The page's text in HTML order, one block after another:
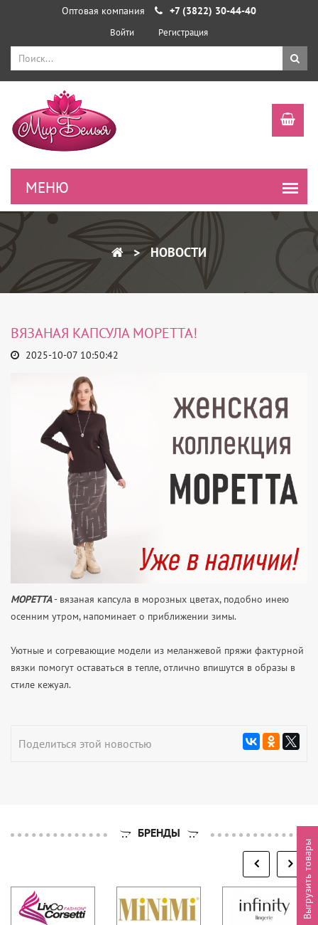
Оптовая компания +7 (3822) 30-44-40
Войти Регистрация
НОВОСТИ
ВЯЗАНАЯ КАПСУЛА МОРЕТТА!
2025-10-07 10:50:42
МОРЕТТА- вязаная капсула в морозных цветах, подобно инею
осенним утром, напоминает о приближении зимы.
Уютные и согревающие модели из меланжевой пряжи фактурной
вязки помогут оставаться в тепле, отлично впишутся в образы в
стиле кежуал.
Поделиться этой новостью
БРЕНДЫ
Выгрузить товары